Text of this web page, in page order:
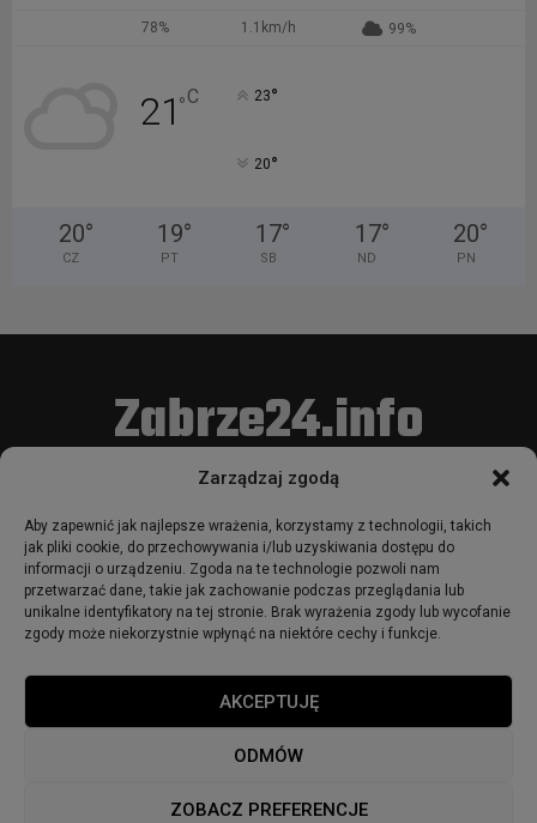
Zarządzaj zgodą
Aby zapewnić jak najlepsze wrażenia, korzystamy z technologii, takich
jak pliki cookie, do przechowywania i/lub uzyskiwania dostępu do
informacji o urządzeniu. Zgoda na te technologie pozwoli nam
przetwarzać dane, takie jak zachowanie podczas przeglądania lub
unikalne identyfikatory na tej stronie. Brak wyrażenia zgody lub wycofanie
zgody może niekorzystnie wpłynąć na niektóre cechy i funkcje.
AKCEPTUJĘ
ODMÓW
ZOBACZ PREFERENCJE
78% 1.1km/h 99%
21°C 23°
20°
20°
CZ
19°
PT
17°
SB
17°
ND
20°
PN
Zabrze24.info
Portal zarejestrowany w Sądzie Okręgowym w Gliwicach pod
nr. rej. Pr 679.
Korzystanie z portalu oznacza akceptacjęRegulaminu
Używamy COOKIES w sposób opisany wPolityce Plików
Cookie
oraz wPolityce Prywatności .